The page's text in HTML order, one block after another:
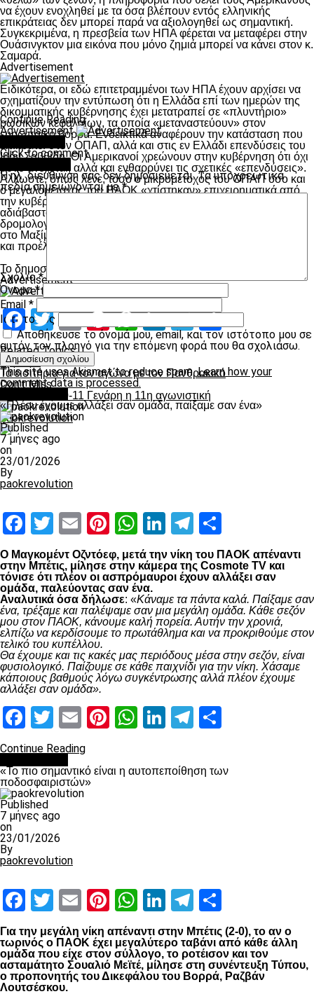
να έχουν ενοχληθεί με τα όσα βλέπουν εντός ελληνικής
επικράτειας δεν μπορεί παρά να αξιολογηθεί ως σημαντική.
Συγκεκριμένα, η πρεσβεία των ΗΠΑ φέρεται να μεταφέρει στην
Ουάσινγκτον μια εικόνα που μόνο ζημιά μπορεί να κάνει στον κ.
Σαμαρά.
Advertisement
Eιδικότερα, οι εδώ επιτετραμμένοι των ΗΠΑ έχουν αρχίσει να
σχηματίζουν την εντύπωση ότι η Ελλάδα επί των ημερών της
δικομματικής κυβέρνησης έχει μετατραπεί σε «πλυντήριο»
ρωσικών κεφαλαίων, τα οποία «μεταναστεύουν» στον
ευρωπαϊκό βορρά. Ενδεικτικά αναφέρουν την κατάσταση που
επικρατεί στον ΟΠΑΠ, αλλά και στις εν Ελλάδι επενδύσεις του
Ιβάν Σαββίδη. Οι Αμερικανοί χρεώνουν στην κυβέρνηση ότι όχι
μόνο ανέχεται, αλλά και ενθαρρύνει τις σχετικές «επενδύσεις».
Αλλωστε, όπως λένε, τόσο ο μικρομέτοχος του ΟΠΑΠ όσο και
ο μεγαλομέτοχος του ΠΑΟΚ «χτίστηκαν» επιχειρηματικά από
την κυβέρνηση Σαμαρά. Επειδή ο Καραμανλής πήγε
αδιάβαστος όταν οι Αμερικανοί διαπίστωσαν τις δουλειές που
δρομολογούσε με τους Ρώσους, καλό θα ήταν να προσέχουν
στο Μαξίμου τους Τσέχους, τους Ρώσους και τους κάθε λογής
και προέλευσης λαθραίους της επιχειρηματικής ζωής…
To δημοσίευμα
Advertisement
Facebook
Twitter
EmailPinterest
WhatsApp
LinkedIn
Telegram
Related Topics:
Up Next
Τα εισιτήρια για τον αγώνα με τον Πανθρακικό
Don't Miss
Τελικά στις 10-11 Γενάρη η 11η αγωνιστική
paokrevolution
Continue Reading
Advertisement
Click to comment
Η ηλ. διεύθυνση σας δεν δημοσιεύεται. Τα υποχρεωτικά
πεδία σημειώνονται με*
Σχόλιο*
Όνομα*
Email *
Ιστότοπος
Αποθήκευσε το όνομά μου, email, και τον ιστότοπο μου σε
αυτόν τον πλοηγό για την επόμενη φορά που θα σχολιάσω.
This site uses Akismet to reduce spam.Learn how your
comment data is processed.
«Πλέον έχουμε αλλάξει σαν ομάδα, παίξαμε σαν ένα»
Published
7 μήνες ago
on
23/01/2026
By
paokrevolution
Facebook
Twitter
EmailPinterest
WhatsApp
LinkedIn
Telegram
Ο Μαγκομέντ Οζντόεφ, μετά την νίκη του ΠΑΟΚ απέναντι
στην Μπέτις, μίλησε στην κάμερα της Cosmote TV και
τόνισε ότι πλέον οι ασπρόμαυροι έχουν αλλάξει σαν
ομάδα, παλεύοντας σαν ένα.
Αναλυτικά όσα δήλωσε: «Κάναμε τα πάντα καλά. Παίξαμε σαν
ένα, τρέξαμε και παλέψαμε σαν μια μεγάλη ομάδα. Κάθε σεζόν
μου στον ΠΑΟΚ, κάνουμε καλή πορεία. Αυτήν την χρονιά,
ελπίζω να κερδίσουμε το πρωτάθλημα και να προκριθούμε στον
τελικό του κυπέλλου.
Θα έχουμε και τις κακές μας περιόδους μέσα στην σεζόν, είναι
φυσιολογικό. Παίζουμε σε κάθε παιχνίδι για την νίκη. Χάσαμε
κάποιους βαθμούς λόγω συγκέντρωσης αλλά πλέον έχουμε
αλλάξει σαν ομάδα».
Facebook
Twitter
EmailPinterest
WhatsApp
LinkedIn
Telegram
Continue Reading
«Το πιο σημαντικό είναι η αυτοπεποίθηση των
ποδοσφαιριστών»
Published
7 μήνες ago
on
23/01/2026
By
paokrevolution
Facebook
Twitter
EmailPinterest
WhatsApp
LinkedIn
Telegram
Για την μεγάλη νίκη απέναντι στην Μπέτις (2-0), το αν ο
τωρινός ο ΠΑΟΚ έχει μεγαλύτερο ταβάνι από κάθε άλλη
ομάδα που είχε στον σύλλογο, το ροτέισον και τον
ασταμάτητο Σουαλιό Μεϊτέ, μίλησε στη συνέντευξη Τύπου,
ο προπονητής του Δικεφάλου του Βορρά, Ραζβάν
Λουτσέσκου.